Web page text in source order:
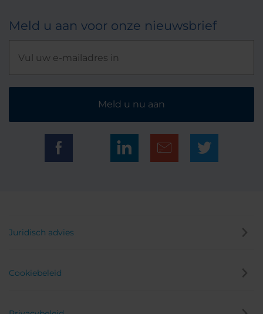
Meld u aan voor onze nieuwsbrief
Meld u nu aan
Juridisch advies
Cookiebeleid